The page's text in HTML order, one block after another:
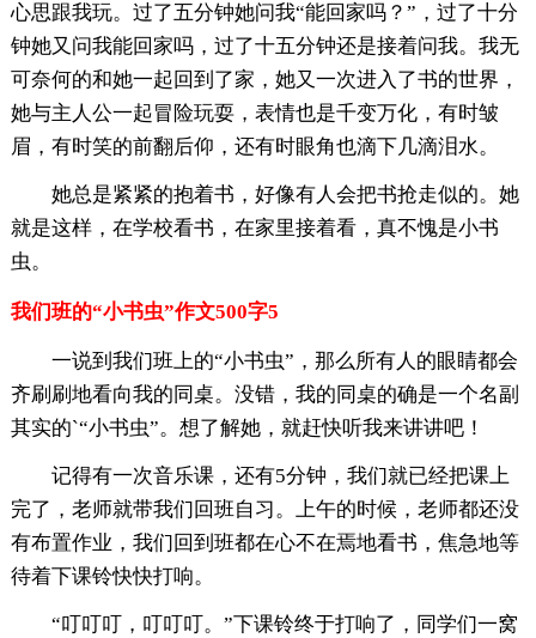
心思跟我玩。过了五分钟她问我“能回家吗？”，过了十分
钟她又问我能回家吗，过了十五分钟还是接着问我。我无
可奈何的和她一起回到了家，她又一次进入了书的世界，
她与主人公一起冒险玩耍，表情也是千变万化，有时皱
眉，有时笑的前翻后仰，还有时眼角也滴下几滴泪水。
她总是紧紧的抱着书，好像有人会把书抢走似的。她
就是这样，在学校看书，在家里接着看，真不愧是小书
虫。
我们班的“小书虫”作文500字5
一说到我们班上的“小书虫”，那么所有人的眼睛都会
齐刷刷地看向我的同桌。没错，我的同桌的确是一个名副
其实的`“小书虫”。想了解她，就赶快听我来讲讲吧！
记得有一次音乐课，还有5分钟，我们就已经把课上
完了，老师就带我们回班自习。上午的时候，老师都还没
有布置作业，我们回到班都在心不在焉地看书，焦急地等
待着下课铃快快打响。
“叮叮叮，叮叮叮。”下课铃终于打响了，同学们一窝